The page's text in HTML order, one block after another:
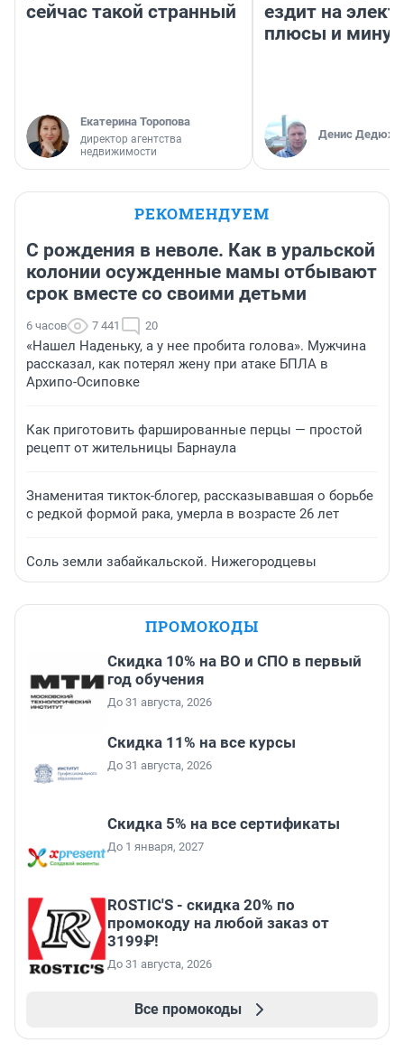
сейчас такой странный
Екатерина Торопова
директор агентства
недвижимости
ездит на
плюсы и
Денис
РЕКОМЕНДУЕМ
С рождения в неволе. Как в уральской
колонии осужденные мамы отбывают
срок вместе со своими детьми
6 часов 7 441 20
«Нашел Наденьку, а у нее пробита голова». Мужчина
рассказал, как потерял жену при атаке БПЛА в
Архипо-Осиповке
Как приготовить фаршированные перцы — простой
рецепт от жительницы Барнаула
Знаменитая тикток-блогер, рассказывавшая о борьбе
с редкой формой рака, умерла в возрасте 26 лет
Соль земли забайкальской. Нижегородцевы
ПРОМОКОДЫ
Скидка 10% на ВО и СПО в первый
год обучения
До 31 августа, 2026
Скидка 11% на все курсы
До 31 августа, 2026
Скидка 5% на все сертификаты
До 1 января, 2027
ROSTIC'S - скидка 20% по
промокоду на любой заказ от
3199₽!
До 31 августа, 2026
Все промокоды